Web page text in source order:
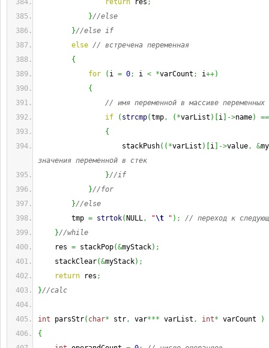
return res ;
}//else
}//else if
else // встречена переменная
{
for
( i = 0; i < *varCount ; i++)
{
// имя переменной в массиве переменных
if
( strcmp(tmp, ( *varList ) i ->name)
==
{
stackPush( ( *varList ) i ->value, &
значения переменной в стек
}//if
}//for
}//else
tmp = strtok( NULL, "\t " ) ;
// переход к
}//while
res = stackPop(&myStack) ;
stackClear(&myStack) ;
return res ;
}//calc
int parsStr( char* str, var*** varList , int* varCount
)
{